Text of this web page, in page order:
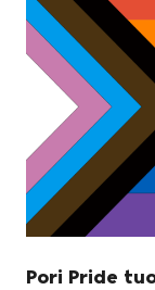
Pori Pride